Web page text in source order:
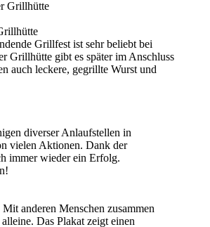
Grillfest ist sehr beliebt bei
Grillhütte gibt es später im Anschluss
auch leckere, gegrillte Wurst und
diverser Anlaufstellen in
vielen Aktionen. Dank der
immer wieder ein Erfolg.
anderen Menschen zusammen
Das Plakat zeigt einen